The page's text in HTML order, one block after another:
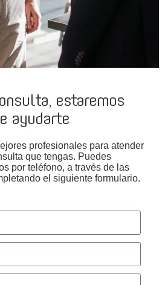
estaremos
ayudarte
profesionales para atender
que tengas. Puedes
por teléfono, a través de las
el siguiente formulario.